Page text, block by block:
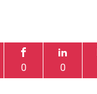
0 0